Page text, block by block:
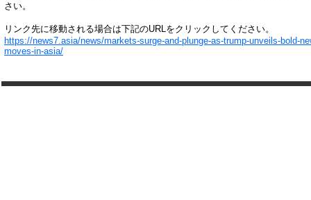
さい。
リンク先に移動される場合は下記のURLをクリックしてください。
https://news7.asia/news/markets-surge-and-plunge-as-trump-unveils-bold-
moves-in-asia/